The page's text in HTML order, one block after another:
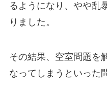
るようになり、やや乱
りました。
その結果、空室問題を
なってしまうといった